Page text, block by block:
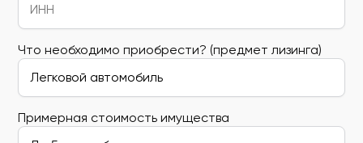
Что необходимо приобрести? (предмет лизинга)
Примерная стоимость имущества